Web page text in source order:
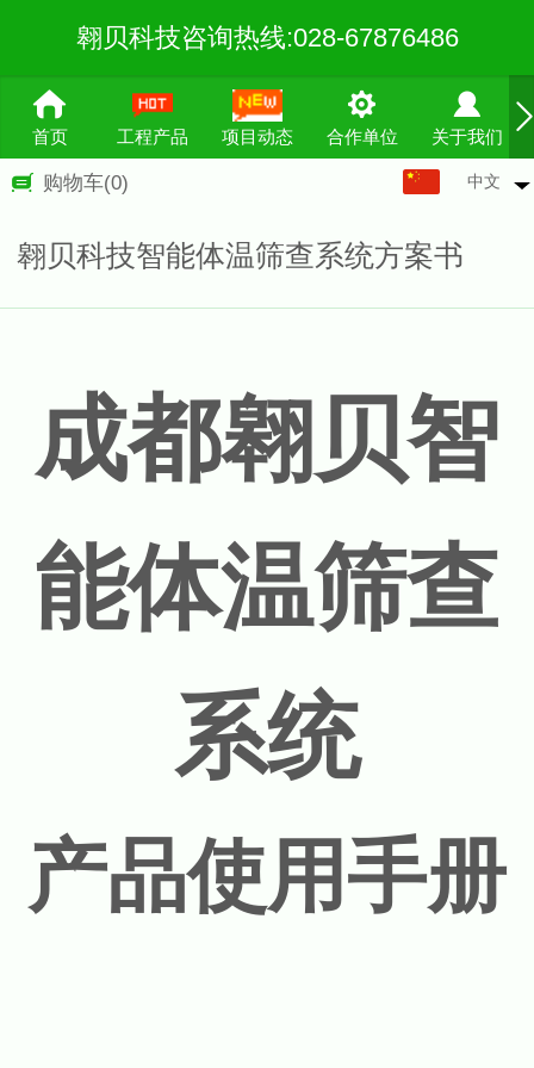
翱贝科技咨询热线:028-67876486
首页 工程产品 项目动态 合作单位 关于我们
购物车(0) 中文
翱贝科技智能体温筛查系统方案书
成都翱贝智
能体温筛查
系统
产品使用手册